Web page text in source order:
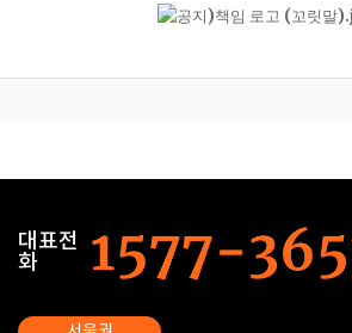
대표전
화